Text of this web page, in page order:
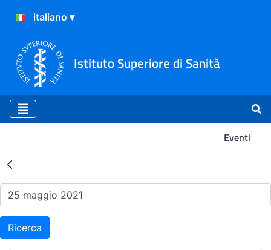
Istituto Superiore di Sanità
Eventi
Risultati della Ricerca -
Ricerca